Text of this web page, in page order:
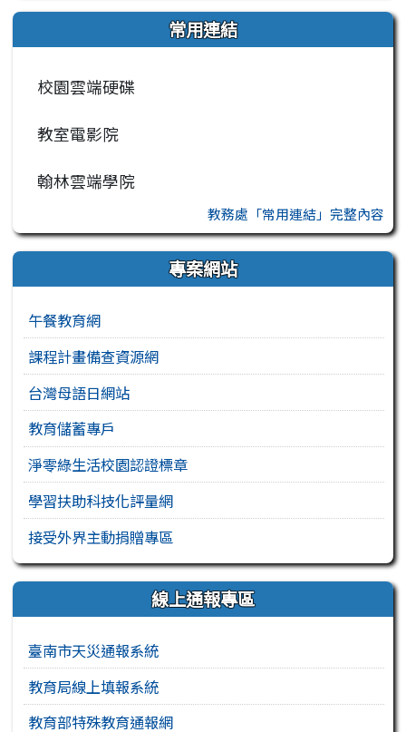
常用連結
校園雲端硬碟
教室電影院
翰林雲端學院
教務處「常用連結」完整內容
專案網站
午餐教育網
課程計畫備查資源網
台灣母語日網站
教育儲蓄專戶
淨零綠生活校園認證標章
學習扶助科技化評量網
接受外界主動捐贈專區
線上通報專區
臺南市天災通報系統
教育局線上填報系統
教育部特殊教育通報網